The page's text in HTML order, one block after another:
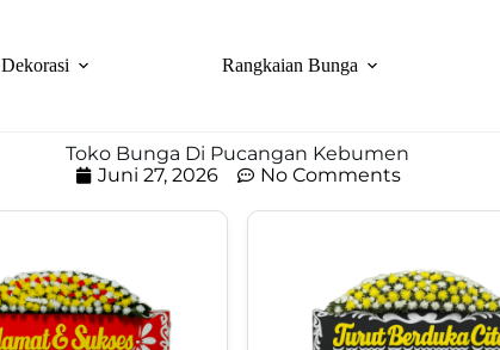
Dekorasi Rangkaian Bunga
Toko Bunga Di Pucangan Kebumen
Juni 27, 2026
No Comments